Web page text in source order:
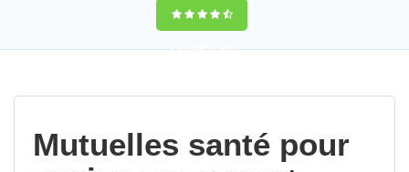
9,2(100%)452
Mutuelles santé pour